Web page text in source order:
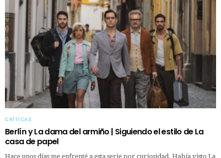
CRÍTICAS
Berlín y La dama del armiño | Siguiendo el estilo de La
casa de papel
Hace unos días me enfrenté a esta serie por curiosidad. Había visto La